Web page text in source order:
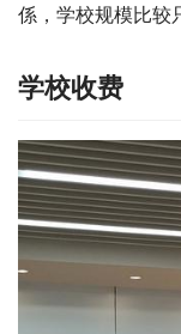
係，学校规模比较
学校收费